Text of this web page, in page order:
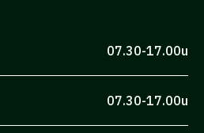
07.30-17.00u
07.30-17.00u